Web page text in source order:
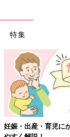
特集
【ワクチン接種でき